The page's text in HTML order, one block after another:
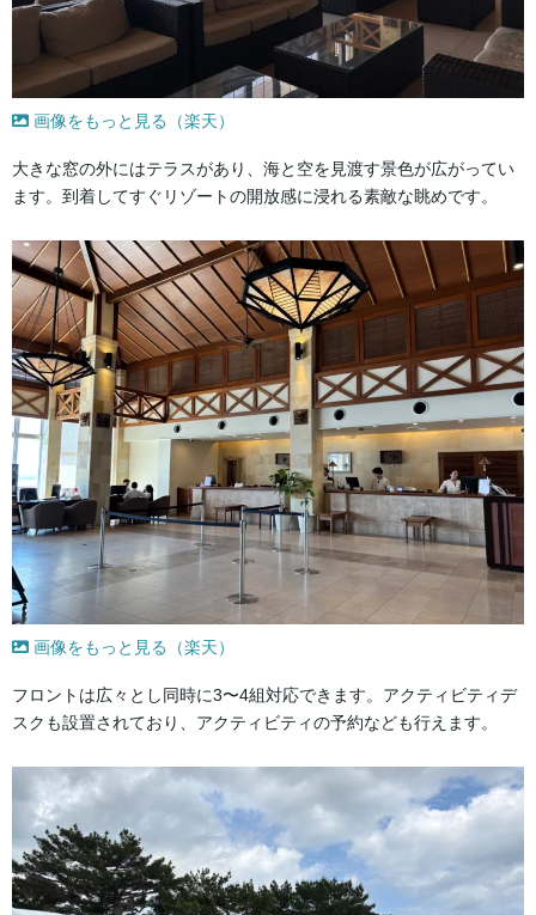
画像をもっと見る（楽天）
大きな窓の外にはテラスがあり、海と空を見渡す景色が広がってい
ます。到着してすぐリゾートの開放感に浸れる素敵な眺めです。
画像をもっと見る（楽天）
フロントは広々とし同時に3〜4組対応できます。アクティビティデ
スクも設置されており、アクティビティの予約なども行えます。